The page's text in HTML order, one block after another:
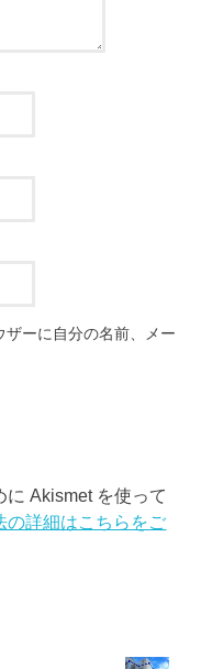
ーに自分の名前、メー
Akismet を使って
の詳細はこちらをご